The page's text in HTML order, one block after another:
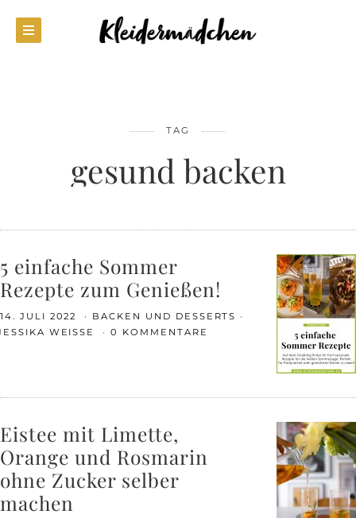
TAG
gesund backen
5 einfache Sommer
Rezepte zum Genießen!
14. JULI 2022
BACKEN UND DESSERTS
WEISSE
0 KOMMENTARE
Eistee mit Limette,
Orange und Rosmarin
ohne Zucker selber
machen